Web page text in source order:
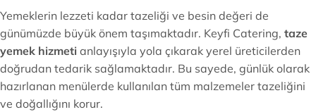
Yemeklerin lezzeti kadar tazeliği ve besin değeri de
günümüzde büyük önem taşımaktadır. Keyfi Catering, taze
yemek hizmeti anlayışıyla yola çıkarak yerel üreticilerden
doğrudan tedarik sağlamaktadır. Bu sayede, günlük olarak
hazırlanan menülerde kullanılan tüm malzemeler tazeliğini
ve doğallığını korur.